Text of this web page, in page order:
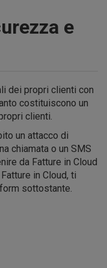
e
dei propri clienti con
costituiscono un
clienti.
un attacco di
chiamata o un SMS
da Fatture in Cloud
in Cloud, ti
sottostante.